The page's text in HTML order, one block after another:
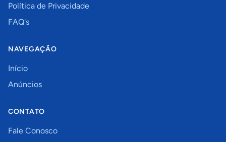
Política de Privacidade
FAQ's
NAVEGAÇÃO
Início
Anúncios
CONTATO
Fale Conosco